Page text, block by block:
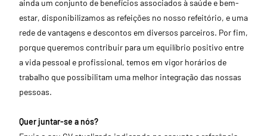
ainda um conjunto de benefícios associados à saúde e bem-
estar, disponibilizamos as refeições no nosso refeitório, e uma
rede de vantagens e descontos em diversos parceiros. Por fim,
porque queremos contribuir para um equilíbrio positivo entre
a vida pessoal e profissional, temos em vigor horários de
trabalho que possibilitam uma melhor integração das nossas
pessoas.
Quer juntar-se a nós?